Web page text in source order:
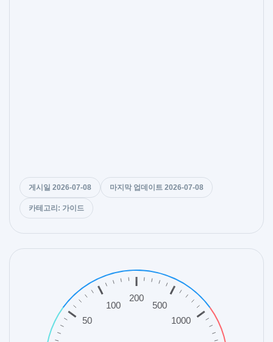
게시일 2026-07-08 마지막 업데이트 2026-07-08
카테고리: 가이드